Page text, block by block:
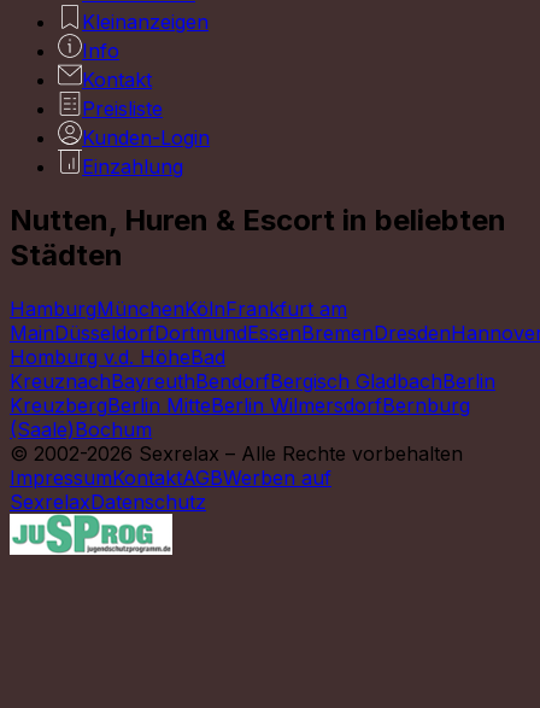
Kleinanzeigen
Info
Kontakt
Preisliste
Kunden-Login
Einzahlung
Nutten, Huren & Escort in beliebten
Städten
HamburgMünchenKölnFrankfurt am
MainDüsseldorfDortmundEssenBremenDresden
Homburg v.d. HöheBad
KreuznachBayreuthBendorfBergisch GladbachBerlin
KreuzbergBerlin MitteBerlin WilmersdorfBernburg
(Saale)Bochum
© 2002-2026 Sexrelax – Alle Rechte vorbehalten
ImpressumKontaktAGBWerben auf
SexrelaxDatenschutz